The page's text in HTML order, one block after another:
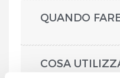
QUANDO
COSA